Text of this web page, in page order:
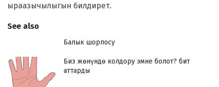
ыраазычылыгын билдирет.
See also
Балык шорпосу
Биз жөнүндө колдору эмне болот? бит
аттарды